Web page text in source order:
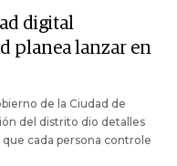
digital
planea lanzar en
de la Ciudad de
del distrito dio detalles
cada persona controle